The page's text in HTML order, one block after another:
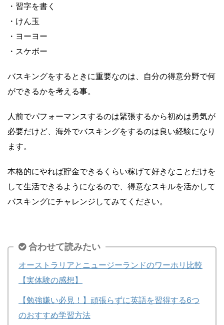
・習字を書く
・けん玉
・ヨーヨー
・スケボー
バスキングをするときに重要なのは、自分の得意分野で何
ができるかを考える事。
人前でパフォーマンスするのは緊張するから初めは勇気が
必要だけど、海外でバスキングをするのは良い経験になり
ます。
本格的にやれば貯金できるくらい稼げて好きなことだけを
して生活できるようになるので、得意なスキルを活かして
バスキングにチャレンジしてみてください。
合わせて読みたい
オーストラリアとニュージーランドのワーホリ比較
【実体験の感想】
【勉強嫌い必見！】頑張らずに英語を習得する6つ
のおすすめ学習方法